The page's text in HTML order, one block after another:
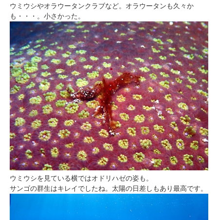
ウミウシやオラウータンクラブなど。オラウータンも久々か
も・・・。小さかった。
ウミウシを見ている横ではオドリハゼの姿も。
サンゴの群生はキレイでしたね。太陽の日差しもあり最高です。